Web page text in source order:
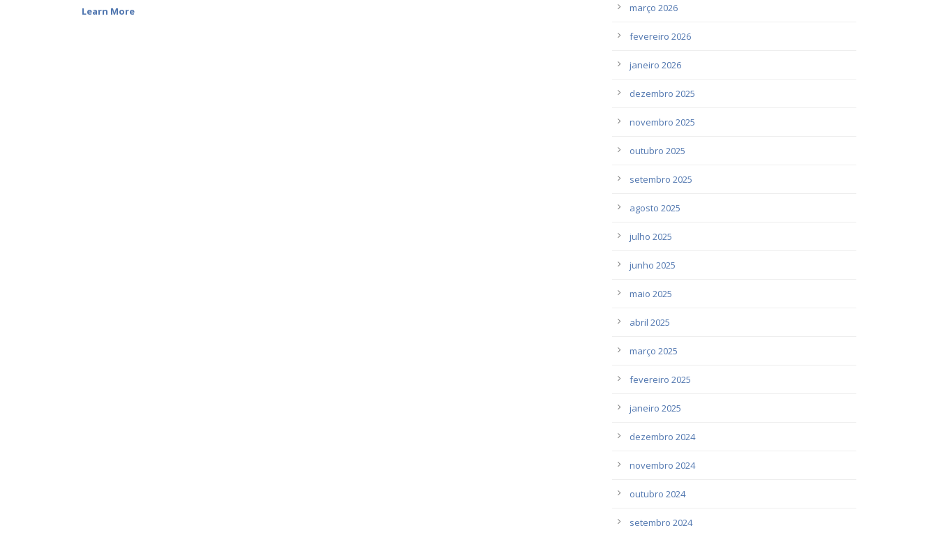
Learn More março 2026
fevereiro 2026
janeiro 2026
dezembro 2025
novembro 2025
outubro 2025
setembro 2025
agosto 2025
julho 2025
junho 2025
maio 2025
abril 2025
março 2025
fevereiro 2025
janeiro 2025
dezembro 2024
novembro 2024
outubro 2024
setembro 2024